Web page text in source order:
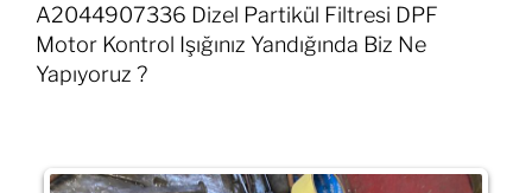
A2044907336 Dizel Partikül Filtresi DPF
Motor Kontrol Işığınız Yandığında Biz Ne
Yapıyoruz ?